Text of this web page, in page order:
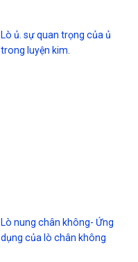
Lò ủ. sự quan trọng của ủ
trong luyện kim.
Lò nung chân không- Ứng
dụng của lò chân không